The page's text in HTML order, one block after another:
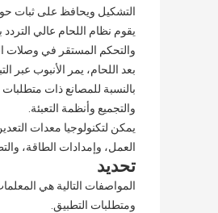
التشكيل ويحافظ على ثبات
يقوم نظام اللحام عالي
والتحكم المستقر في وصلات
بعد اللحام، يمر الأنبوب عبر
بالنسبة للمصانع ذات متطلبات
والتجميع وأنظمة التعبئة.
العمل، وإمدادات الطاقة،
تحديد
المواصفات التالية هي
ومتطلبات التطبيق.